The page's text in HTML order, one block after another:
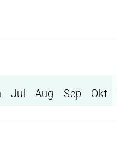
Jul Aug Sep Okt